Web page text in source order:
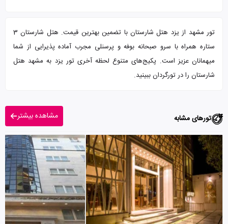
تور مشهد از یزد هتل شارستان با تضمین بهترین قیمت. هتل شارستان 3
ستاره همراه با سرو صبحانه بوفه و پرسنلی مجرب آماده پذیرایی از شما
میهمانان عزیز است. پکیج‌های متنوع لحظه آخری تور یزد به مشهد هتل
شارستان را در تورگردان ببینید.
تورهای مشابه مشاهده بیشتر